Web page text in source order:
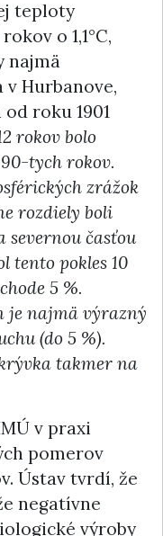
teploty
o 1,1°C,
najmä
Hurbanove,
roku 1901
rokov bolo
tych rokov.
zrážok
rozdiely boli
severnou časťou
tento pokles 10
5 %.
je najmä výrazný
(do 5 %).
takmer na
v praxi
pomerov
Ústav tvrdí, že
negatívne
výroby